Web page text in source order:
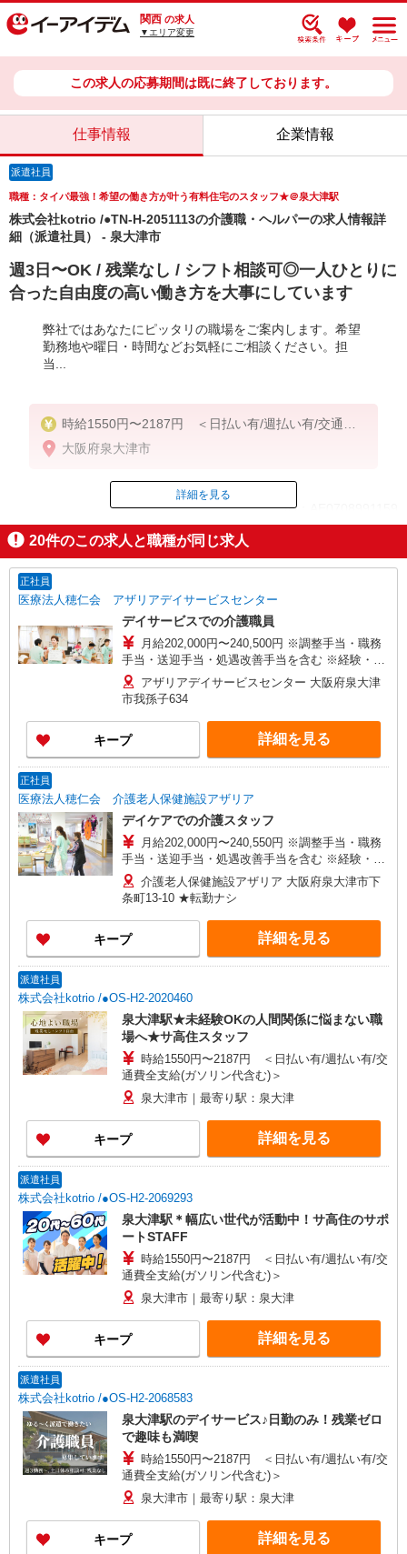
関西 の求人
▼エリア変更
この求人の応募期間は既に終了しております。
仕事情報 企業情報
派遣社員
職種：タイパ最強！希望の働き方が叶う有料住宅のスタッフ★＠泉大津駅
株式会社kotrio /●TN-H-2051113の介護職・ヘルパーの求人情報詳
細（派遣社員） - 泉大津市
週3日〜OK / 残業なし / シフト相談可◎一人ひとりに
合った自由度の高い働き方を大事にしています
弊社ではあなたにピッタリの職場をご案内します。希望
勤務地や曜日・時間などお気軽にご相談ください。担
当...
時給1550円〜2187円 ＜日払い有/週払い有/交通費
全支給(ガソリン代含む)＞
大阪府泉大津市
ID：AE0708991159
掲載期間終了
詳細を見る
20件のこの求人と職種が同じ求人
正社員
医療法人穂仁会 アザリアデイサービスセンター
デイサービスでの介護職員
月給202,000円〜240,500円 ※調整手当・職務
手当・送迎手当・処遇改善手当を含む ※経験・能
力による ※試用期間3ヵ月あり（同条件）
アザリアデイサービスセンター 大阪府泉大津
市我孫子634
キープ 詳細を見る
正社員
医療法人穂仁会 介護老人保健施設アザリア
デイケアでの介護スタッフ
月給202,000円〜240,550円 ※調整手当・職務
手当・送迎手当・処遇改善手当を含む ※経験・能
力による ※残業代別途支給 ※試用期間3ヵ月あり
（同条件）
介護老人保健施設アザリア 大阪府泉大津市下
条町13-10 ★転勤ナシ
キープ 詳細を見る
派遣社員
株式会社kotrio /●OS-H2-2020460
泉大津駅★未経験OKの人間関係に悩まない職
場へ★サ高住スタッフ
時給1550円〜2187円 ＜日払い有/週払い有/交
通費全支給(ガソリン代含む)＞
泉大津市｜最寄り駅：泉大津
キープ 詳細を見る
派遣社員
株式会社kotrio /●OS-H2-2069293
泉大津駅＊幅広い世代が活動中！サ高住のサポ
ートSTAFF
時給1550円〜2187円 ＜日払い有/週払い有/交
通費全支給(ガソリン代含む)＞
泉大津市｜最寄り駅：泉大津
キープ 詳細を見る
派遣社員
株式会社kotrio /●OS-H2-2068583
泉大津駅のデイサービス♪日勤のみ！残業ゼロ
で趣味も満喫
時給1550円〜2187円 ＜日払い有/週払い有/交
通費全支給(ガソリン代含む)＞
泉大津市｜最寄り駅：泉大津
キープ 詳細を見る